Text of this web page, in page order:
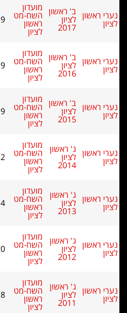
השח-מט
ראשון
לציון
9
13.0
14.0
השח-מט
ראשון
לציון
9
22.5
25.0
השח-מט
ראשון
לציון
9
16.0
17.5
השח-מט
ראשון
לציון
12
31.0
35.0
השח-מט
ראשון
לציון
14
35.0
39.5
השח-מט
ראשון
לציון
20
34.0
39.0
השח-מט
ראשון
לציון
18
25.5
26.5